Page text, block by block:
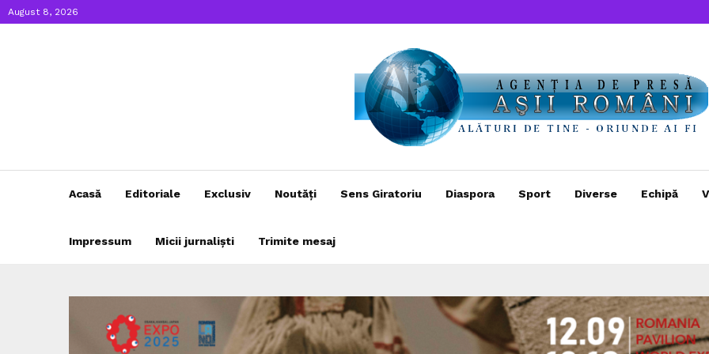
August 8, 2026
Acasă Editoriale Exclusiv Noutăți Sens Giratoriu Diaspora Sport Diverse Echipă
Impressum Micii jurnaliști Trimite mesaj